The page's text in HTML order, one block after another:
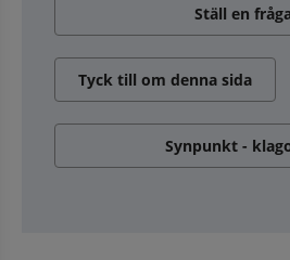
Ställ en
Tyck till om denna sida
Synpunkt -